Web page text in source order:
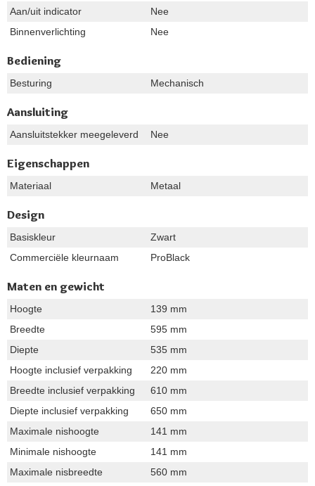
Aan/uit indicator
Nee
Binnenverlichting
Nee
Bediening
Besturing Mechanisch
Aansluiting
Aansluitstekker meegeleverd Nee
Eigenschappen
Materiaal Metaal
Design
Basiskleur
Zwart
Commerciële kleurnaam
ProBlack
Maten en gewicht
Hoogte
139 mm
Breedte
595 mm
Diepte
535 mm
Hoogte inclusief verpakking
220 mm
Breedte inclusief verpakking
610 mm
Diepte inclusief verpakking
650 mm
Maximale nishoogte
141 mm
Minimale nishoogte
141 mm
Maximale nisbreedte
560 mm